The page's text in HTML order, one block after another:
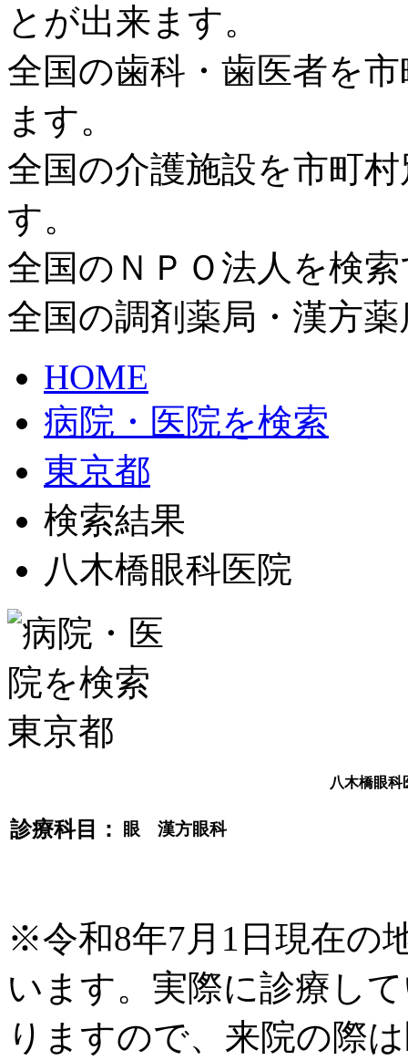
とが出来ます。
全国の歯科・歯医者を
ます。
全国の介護施設を市町
す。
全国のＮＰＯ法人を検
全国の調剤薬局・漢方
HOME
病院・医院を検索
東京都
検索結果
八木橋眼科医院
八木橋眼科
診療科目： 眼 漢方眼科
※令和8年7月1日現在の
います。実際に診療し
りますので、来院の際